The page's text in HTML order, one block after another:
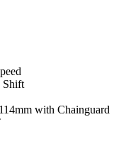
Shift
with Chainguard